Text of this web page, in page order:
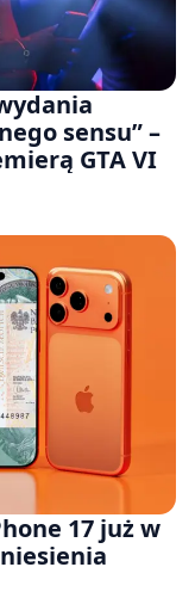
sensu” –
GTA VI
17 już w